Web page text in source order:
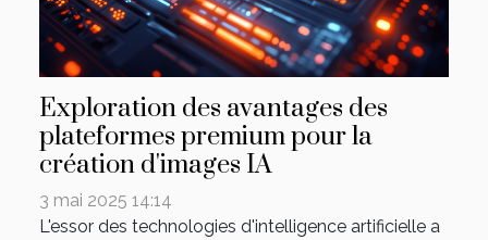
Exploration des avantages des
plateformes premium pour la
création d'images IA
3 mai 2025 14:14
L'essor des technologies d'intelligence artificielle a